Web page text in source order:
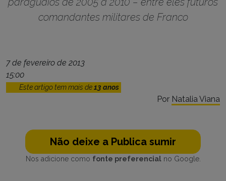
comandantes militares de Franco
7 de fevereiro de 2013
15:00
Este artigo tem mais de13 anos
Por Natalia Viana
Não deixe a Publica sumir
Nos adicione como fonte preferencialno Google.